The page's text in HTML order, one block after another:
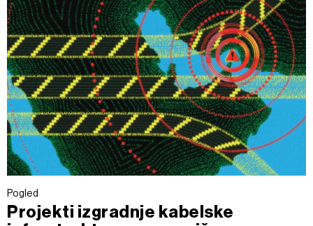
Pogled
Projekti izgradnje kabelske